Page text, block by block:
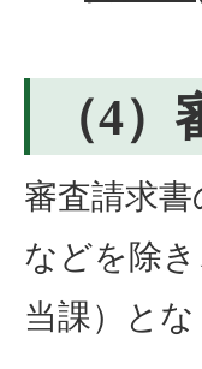
（4
審査請求
などを除
当課）とな